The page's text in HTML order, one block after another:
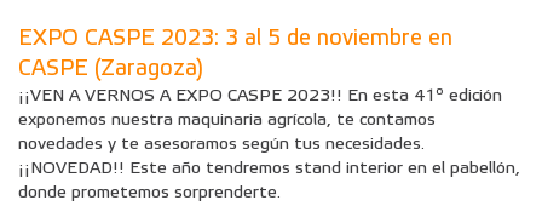
EXPO CASPE 2023: 3 al 5 de noviembre en
CASPE (Zaragoza)
¡¡VEN A VERNOS A EXPO CASPE 2023!! En esta 41º edición
exponemos nuestra maquinaria agrícola, te contamos
novedades y te asesoramos según tus necesidades.
¡¡NOVEDAD!! Este año tendremos stand interior en el pabellón,
donde prometemos sorprenderte.